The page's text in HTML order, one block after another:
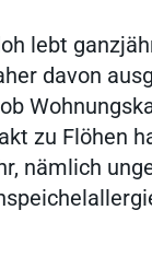
lebt
davon
zu Flöhen
nämlich